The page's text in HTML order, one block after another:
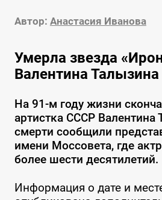
Автор: Анастасия Иванова
Умерла звезда
Валентина Талызина
На 91-м году жизни
артистка СССР Валентина
смерти сообщили
имени Моссовета, где
более шести десятилетий.
Информация о дате и